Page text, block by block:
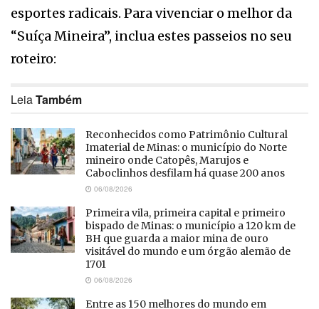
esportes radicais. Para vivenciar o melhor da
“Suíça Mineira”, inclua estes passeios no seu
roteiro:
LeiaTambém
Reconhecidos como Patrimônio Cultural
Imaterial de Minas: o município do Norte
mineiro onde Catopês, Marujos e
Caboclinhos desfilam há quase 200 anos
06/08/2026
Primeira vila, primeira capital e primeiro
bispado de Minas: o município a 120 km de
BH que guarda a maior mina de ouro
visitável do mundo e um órgão alemão de
1701
06/08/2026
Entre as 150 melhores do mundo em